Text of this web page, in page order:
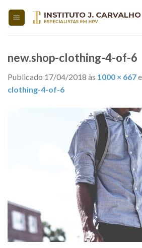
new.shop-clothing-4-of-6
Publicado 17/04/2018 às 1000 × 667
clothing-4-of-6